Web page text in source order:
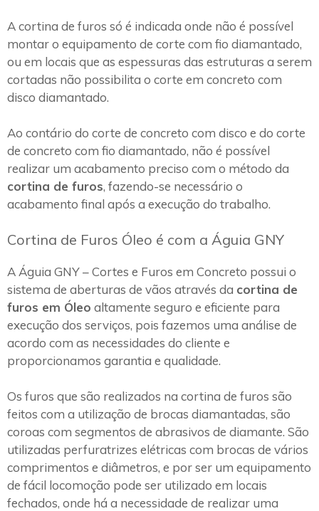
A cortina de furos só é indicada onde não é possível
montar o equipamento de corte com fio diamantado,
ou em locais que as espessuras das estruturas a serem
cortadas não possibilita o corte em concreto com
disco diamantado.
Ao contário do corte de concreto com disco e do corte
de concreto com fio diamantado, não é possível
realizar um acabamento preciso com o método da
cortina de furos, fazendo-se necessário o
acabamento final após a execução do trabalho.
Cortina de Furos Óleo é com a Águia GNY
A Águia GNY – Cortes e Furos em Concreto possui o
sistema de aberturas de vãos através da cortina de
furos em Óleo altamente seguro e eficiente para
execução dos serviços, pois fazemos uma análise de
acordo com as necessidades do cliente e
proporcionamos garantia e qualidade.
Os furos que são realizados na cortina de furos são
feitos com a utilização de brocas diamantadas, são
coroas com segmentos de abrasivos de diamante. São
utilizadas perfuratrizes elétricas com brocas de vários
comprimentos e diâmetros, e por ser um equipamento
de fácil locomoção pode ser utilizado em locais
fechados, onde há a necessidade de realizar uma